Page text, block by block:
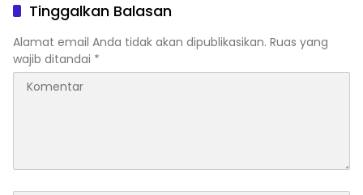
Tinggalkan Balasan
Alamat email Anda tidak akan dipublikasikan. Ruas yang
wajib ditandai *